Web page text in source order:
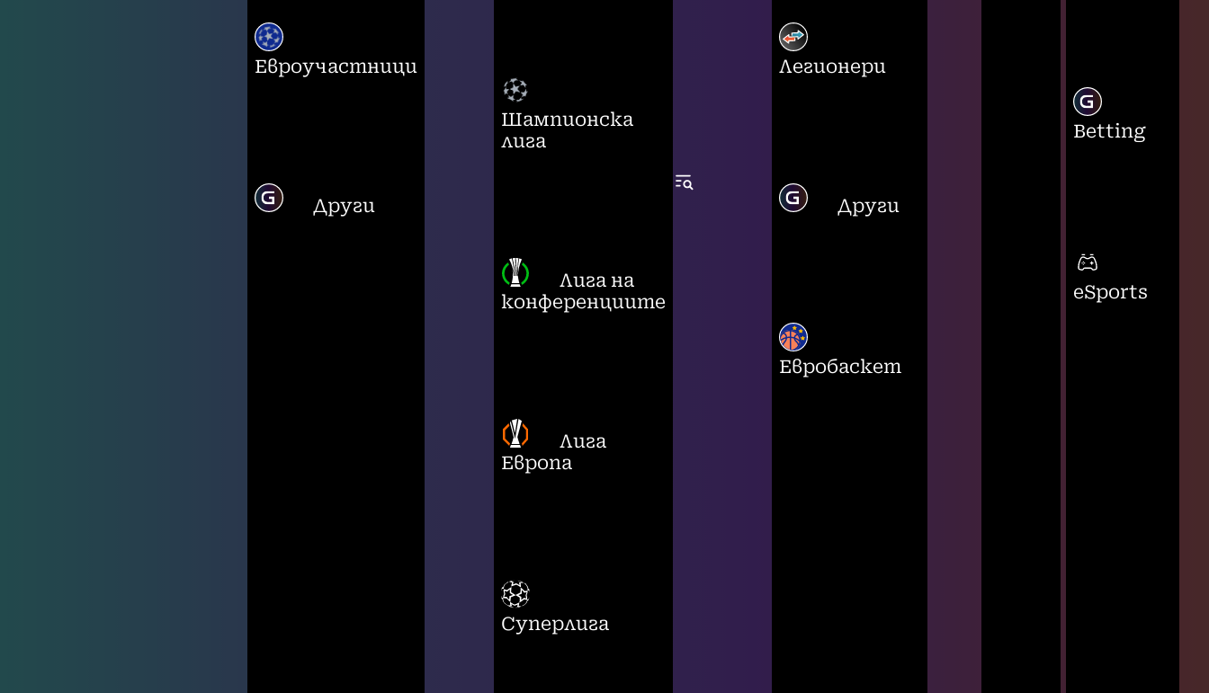
Евроучастници
Други
Шампионска
лига
Лига на
конференциите
Лига
Европа
Суперлига
Легионери
Други
Евробаскет
Betting
eSports